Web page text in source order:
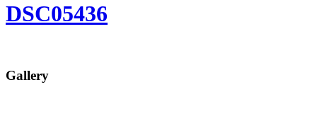
DSC05436
Gallery